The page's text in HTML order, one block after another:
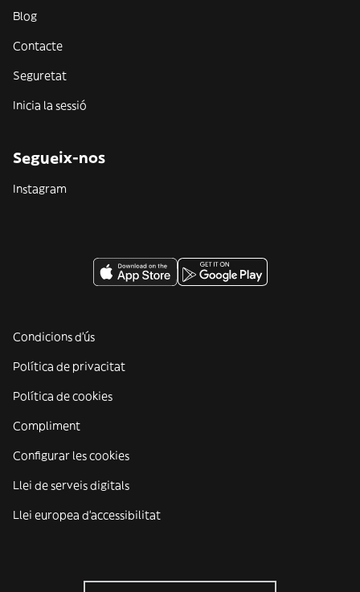
Blog
Contacte
Seguretat
Inicia la sessió
Segueix-nos
Instagram
Condicions d'ús
Política de privacitat
Política de cookies
Compliment
Configurar les cookies
Llei de serveis digitals
Llei europea d'accessibilitat